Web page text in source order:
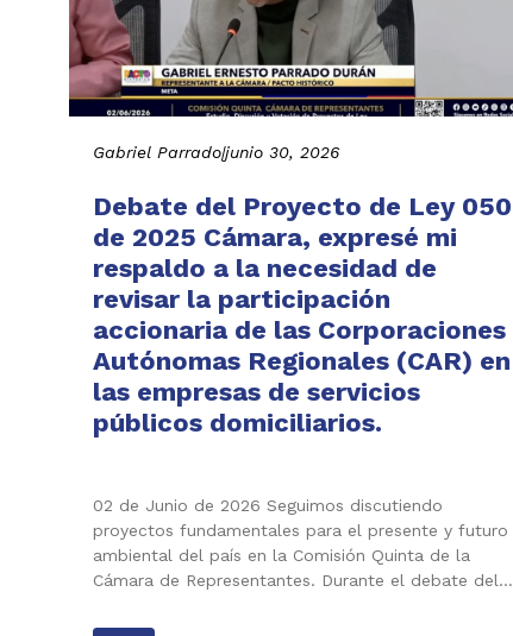
Gabriel Parrado|junio 30, 2026
Debate del Proyecto de Ley 050
de 2025 Cámara, expresé mi
respaldo a la necesidad de
revisar la participación
accionaria de las Corporaciones
Autónomas Regionales (CAR) en
las empresas de servicios
públicos domiciliarios.
02 de Junio de 2026 Seguimos discutiendo
proyectos fundamentales para el presente y futuro
ambiental del país en la Comisión Quinta de la
Cámara de Representantes. Durante el debate del…